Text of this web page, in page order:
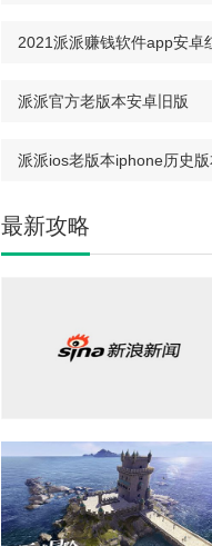
2021派派赚钱软件app安卓
派派官方老版本安卓旧版
派派ios老版本iphone历史版
最新攻略